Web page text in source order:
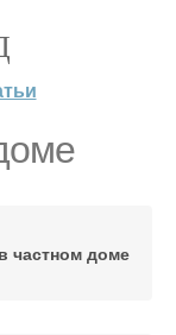
частном доме